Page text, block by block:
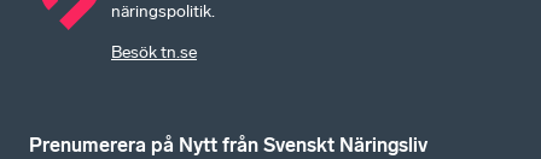
näringspolitik.
Besök tn.se
Prenumerera på Nytt från Svenskt Näringsliv